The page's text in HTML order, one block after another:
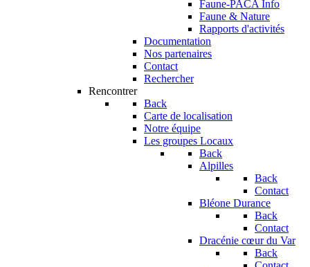
Faune-PACA Info
Faune & Nature
Rapports d'activités
Documentation
Nos partenaires
Contact
Rechercher
Rencontrer
Back
Carte de localisation
Notre équipe
Les groupes Locaux
Back
Alpilles
Back
Contact
Bléone Durance
Back
Contact
Dracénie cœur du Var
Back